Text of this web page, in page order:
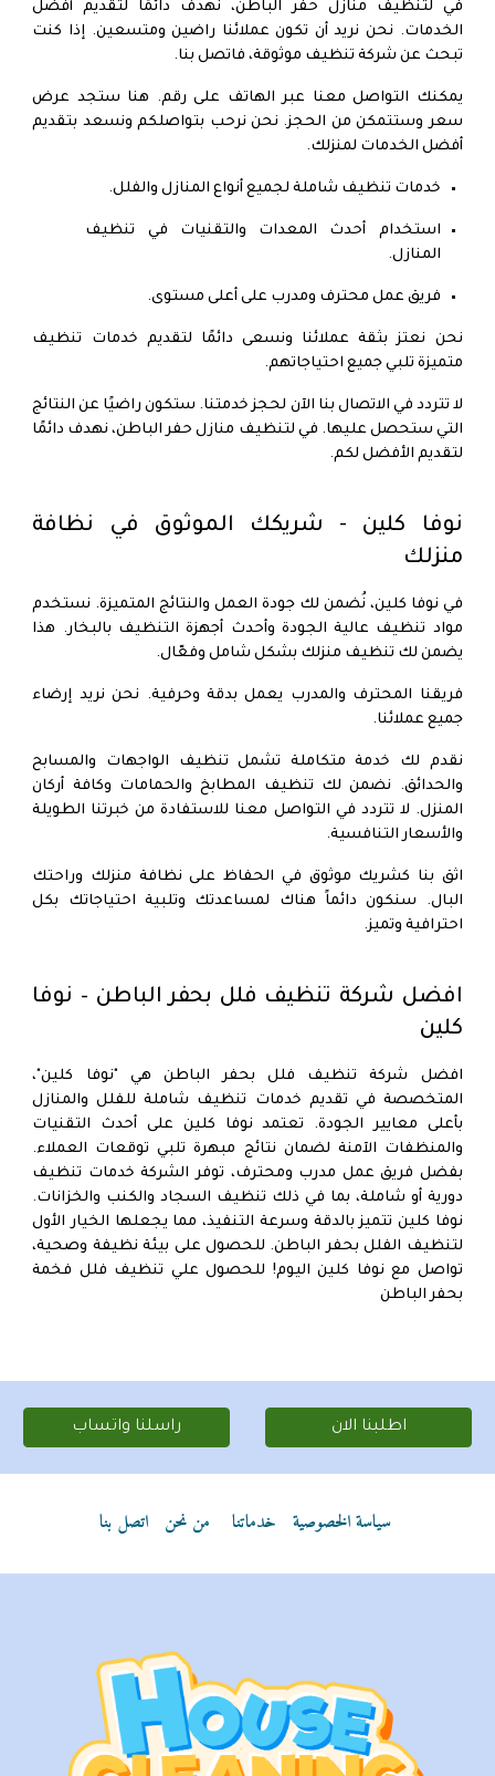
في لتنظيف منازل حفر الباطن، نهدف دائمًا لتقديم أفضل
الخدمات. نحن نريد أن تكون عملائنا راضين ومتسعين. إذا كنت
تبحث عن شركة تنظيف موثوقة، فاتصل بنا.
يمكنك التواصل معنا عبر الهاتف على رقم. هنا ستجد عرض
سعر وستتمكن من الحجز. نحن نرحب بتواصلكم ونسعد بتقديم
أفضل الخدمات لمنزلك.
خدمات تنظيف شاملة لجميع أنواع المنازل والفلل.
استخدام أحدث المعدات والتقنيات في تنظيف
المنازل.
فريق عمل محترف ومدرب على أعلى مستوى.
نحن نعتز بثقة عملائنا ونسعى دائمًا لتقديم خدمات تنظيف
متميزة تلبي جميع احتياجاتهم.
لا تتردد في الاتصال بنا الآن لحجز خدمتنا. ستكون راضيًا عن النتائج
التي ستحصل عليها. في لتنظيف منازل حفر الباطن، نهدف دائمًا
لتقديم الأفضل لكم.
نوفا كلين - شريكك الموثوق في نظافة
منزلك
في نوفا كلين، نُضمن لك جودة العمل والنتائج المتميزة. نستخدم
مواد تنظيف عالية الجودة وأحدث أجهزة التنظيف بالبخار. هذا
يضمن لك تنظيف منزلك بشكل شامل وفعّال.
فريقنا المحترف والمدرب يعمل بدقة وحرفية. نحن نريد إرضاء
جميع عملائنا.
نقدم لك خدمة متكاملة تشمل تنظيف الواجهات والمسابح
والحدائق. نضمن لك تنظيف المطابخ والحمامات وكافة أركان
المنزل. لا تتردد في التواصل معنا للاستفادة من خبرتنا الطويلة
والأسعار التنافسية.
اثق بنا كشريك موثوق في الحفاظ على نظافة منزلك وراحتك
البال. سنكون دائماً هناك لمساعدتك وتلبية احتياجاتك بكل
احترافية وتميز.
افضل شركة تنظيف فلل بحفر الباطن – نوفا
كلين
افضل شركة تنظيف فلل بحفر الباطن هي "نوفا كلين"،
المتخصصة في تقديم خدمات
تنظيف شاملة للفلل والمنازل
بأعلى معايير الجودة. تعتمد نوفا كلين على أحدث التقنيات
والمنظفات الآمنة لضمان نتائج مبهرة تلبي توقعات العملاء.
بفضل فريق عمل مدرب ومحترف، توفر الشركة خدمات تنظيف
دورية أو شاملة، بما في ذلك تنظيف السجاد والكنب والخزانات.
نوفا كلين تتميز بالدقة وسرعة التنفيذ، مما يجعلها الخيار الأول
لتنظيف الفلل بحفر الباطن. للحصول على بيئة نظيفة وصحية،
تواصل مع نوفا كلين اليوم! للحصول علي تنظيف فلل فخمة
بحفر الباطن
راسلنا واتساب اطلبنا الان
سياسة الخصوصية خدماتنا من نحن اتصل بنا